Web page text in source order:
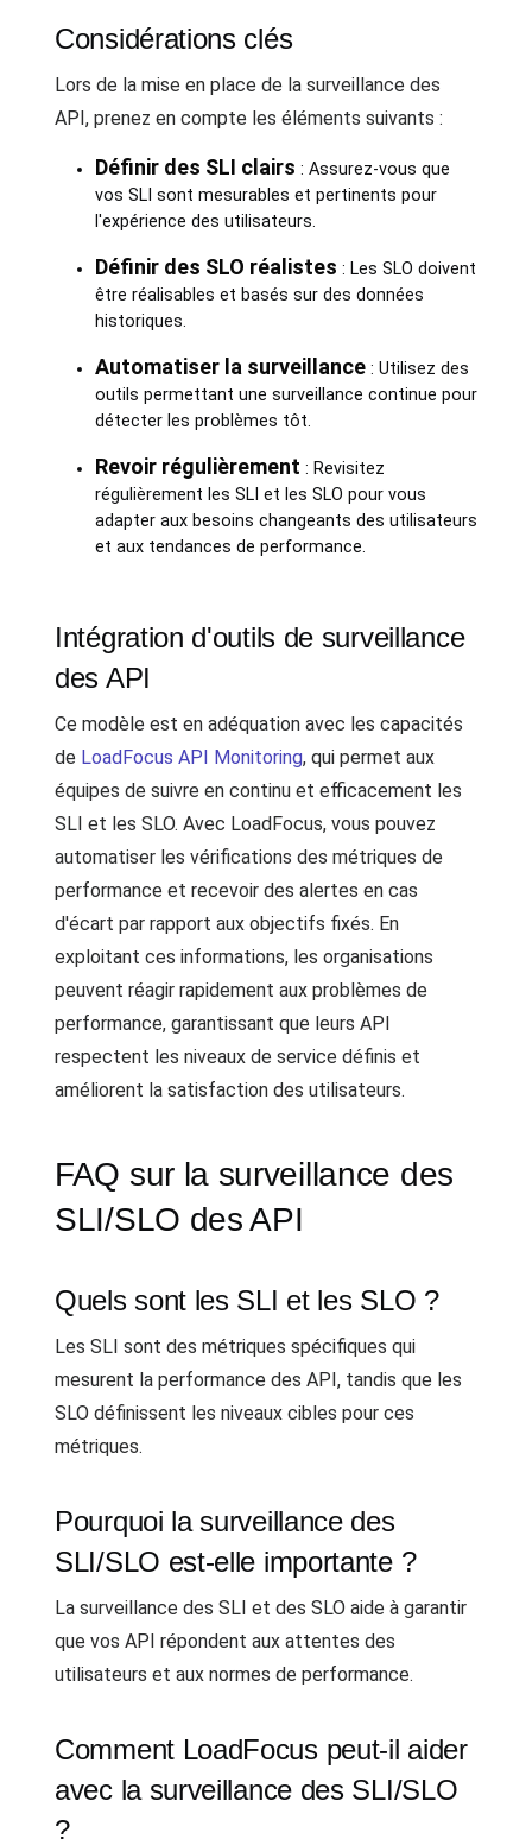
Considérations clés
Lors de la mise en place de la surveillance des
API, prenez en compte les éléments suivants :
Définir des SLI clairs : Assurez-vous que
vos SLI sont mesurables et pertinents pour
l'expérience des utilisateurs.
Définir des SLO réalistes : Les SLO doivent
être réalisables et basés sur des données
historiques.
Automatiser la surveillance: Utilisez des
outils permettant une surveillance continue pour
détecter les problèmes tôt.
Revoir régulièrement : Revisitez
régulièrement les SLI et les SLO pour vous
adapter aux besoins changeants des utilisateurs
et aux tendances de performance.
Intégration d'outils de surveillance
des API
Ce modèle est en adéquation avec les capacités
de LoadFocus API Monitoring, qui permet aux
équipes de suivre en continu et efficacement les
SLI et les SLO. Avec LoadFocus, vous pouvez
automatiser les vérifications des métriques de
performance et recevoir des alertes en cas
d'écart par rapport aux objectifs fixés. En
exploitant ces informations, les organisations
peuvent réagir rapidement aux problèmes de
performance, garantissant que leurs API
respectent les niveaux de service définis et
améliorent la satisfaction des utilisateurs.
FAQ sur la surveillance des
SLI/SLO des API
Quels sont les SLI et les SLO ?
Les SLI sont des métriques spécifiques qui
mesurent la performance des API, tandis que les
SLO définissent les niveaux cibles pour ces
métriques.
Pourquoi la surveillance des
SLI/SLO est-elle importante ?
La surveillance des SLI et des SLO aide à garantir
que vos API répondent aux attentes des
utilisateurs et aux normes de performance.
Comment LoadFocus peut-il aider
avec la surveillance des SLI/SLO
?